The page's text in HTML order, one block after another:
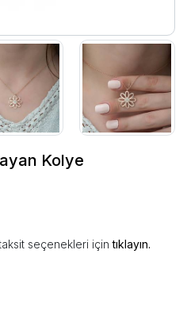
Kolye
seçenekleri içintıklayın.